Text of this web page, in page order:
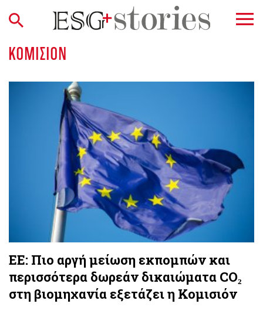
ΚΟΜΙΣΙΌΝ
ΕΕ: Πιο αργή μείωση εκπομπών και
περισσότερα δωρεάν δικαιώματα CO₂
στη βιομηχανία εξετάζει η Κομισιόν